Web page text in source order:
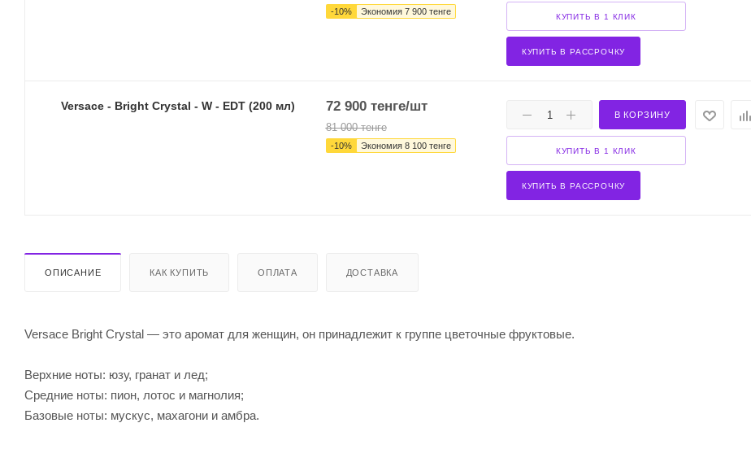
-10% Экономия 7 900тенге
КУПИТЬ В 1 КЛИК
КУПИТЬ В РАССРОЧКУ
Versace - Bright Crystal - W - EDT (200 мл) 72 900тенге/шт
81 000тенге
-10% Экономия 8 100тенге
В КОРЗИНУ
КУПИТЬ В 1 КЛИК
КУПИТЬ В РАССРОЧКУ
ОПИСАНИЕ КАК КУПИТЬ ОПЛАТА ДОСТАВКА
Versace Bright Crystal — это аромат для женщин, он принадлежит к группе цветочные фруктовые.
Верхние ноты: юзу, гранат и лед;
Средние ноты: пион, лотос и магнолия;
Базовые ноты: мускус, махагони и амбра.